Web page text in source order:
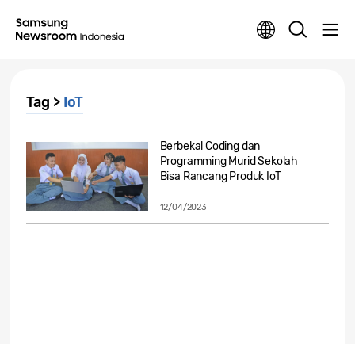
Tag > IoT
Berbekal Coding dan
Programming Murid Sekolah
Bisa Rancang Produk IoT
12/04/2023